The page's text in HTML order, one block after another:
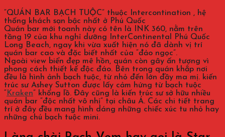
“QUÁN BAR BẠCH TUỘC” thuộc Intercontination , hệ
thống khách sạn bậc nhất ở Phú Quốc
Quán bar mới toanh này có tên là INK 360, nằm trên
tầng 19 của khu nghỉ dưỡng InterContinental Phú Quốc
Long Beach, ngay khi vừa xuất hiện nó đã dành vị trí
quán bar cao và đặc biết nhất của “đảo ngọc”.
Ngoài view biển đẹp mê hồn, quán còn gây ấn tượng vì
phong cách thiết kế độc đáo. Bên trong quán khắp nơi
đều là hình ảnh bạch tuộc, từ nhỏ đến lớn đầy ma mị. kiến
trúc sư Ashey Sutton được lấy cảm hứng từ bạch tuộc
“Kraken” khổng lồ. Đây cũng là kiến trúc sư sở hữu nhiều
quán bar “độc nhất vô nhị” tại châu Á. Các chi tiết trang
trí ở đây đều mang hình dáng những chiếc xúc tu nhỏ hay
những chú bạch tuộc mini.